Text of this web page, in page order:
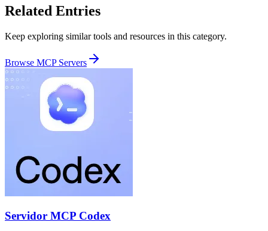
Related Entries
Keep exploring similar tools and resources in this category.
Browse MCP Servers
Servidor MCP Codex